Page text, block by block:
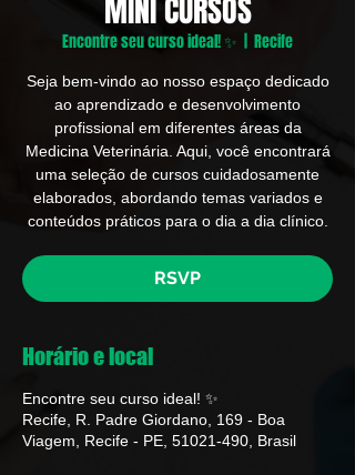
MINI CURSOS
Encontre seu curso ideal! ✨ Recife
Seja bem-vindo ao nosso espaço dedicado
ao aprendizado e desenvolvimento
profissional em diferentes áreas da
Medicina Veterinária. Aqui, você encontrará
uma seleção de cursos cuidadosamente
elaborados, abordando temas variados e
conteúdos práticos para o dia a dia clínico.
RSVP
Horário e local
Encontre seu curso ideal! ✨
Recife, R. Padre Giordano, 169 - Boa
Viagem, Recife - PE, 51021-490, Brasil